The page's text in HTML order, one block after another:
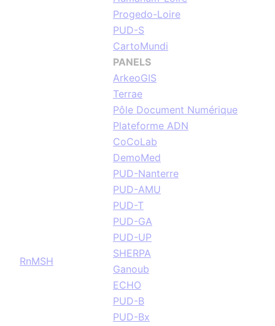
RnMSH
Progedo-Loire
PUD-S
CartoMundi
PANELS
ArkeoGIS
Terrae
Pôle Document Numérique
Plateforme ADN
CoCoLab
DemoMed
PUD-Nanterre
PUD-AMU
PUD-T
PUD-GA
PUD-UP
SHERPA
Ganoub
ECHO
PUD-B
PUD-Bx